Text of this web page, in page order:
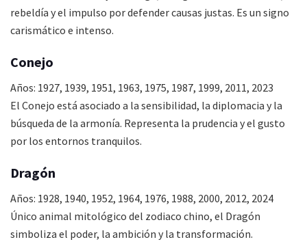
rebeldía y el impulso por defender causas justas. Es un signo
carismático e intenso.
Conejo
Años: 1927, 1939, 1951, 1963, 1975, 1987, 1999, 2011, 2023
El Conejo está asociado a la sensibilidad, la diplomacia y la
búsqueda de la armonía. Representa la prudencia y el gusto
por los entornos tranquilos.
Dragón
Años: 1928, 1940, 1952, 1964, 1976, 1988, 2000, 2012, 2024
Único animal mitológico del zodiaco chino, el Dragón
simboliza el poder, la ambición y la transformación.